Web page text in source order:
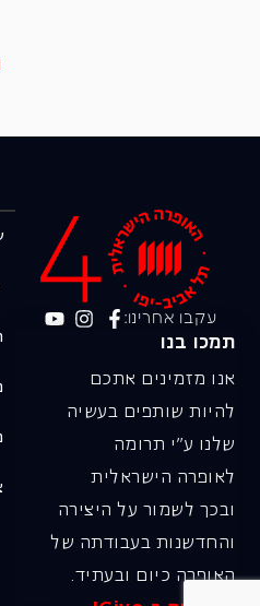
עקבו אחרינו:
תמכו בנו
אנו מזמינים אתכם
להיות שותפים בעשיה
שלנו ע"י תרומה
לאופרה הישראלית
ובכך לשמור על היצירה
והחדשנות בעבודתה של
האופרה כיום ובעתיד.